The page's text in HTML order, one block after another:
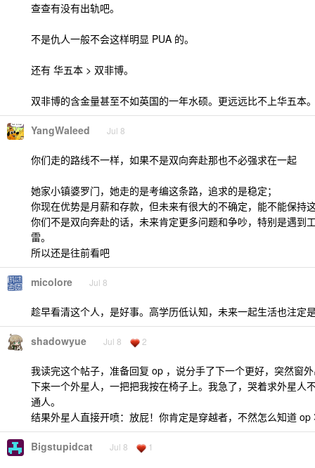
查查有没有出轨吧。
不是仇人一般不会这样明显 PUA 的。
还有 华五本 > 双非博。
双非博的含金量甚至不如英国的一年水硕。更远远比不上华五本
YangWaleed Jul 8
你们走的路线不一样，如果不是双向奔赴那也不必强求在一起
她家小镇婆罗门，她走的是考编这条路，追求的是稳定；
你现在优势是月薪和存款，但未来有很大的不确定，能不能保持
你们不是双向奔赴的话，未来肯定更多问题和争吵，特别是遇到
雷。
所以还是往前看吧
micolore Jul 8
趁早看清这个人，是好事。高学历低认知，未来一起生活也注定
shadowyue Jul 8 2
我读完这个帖子，准备回复 op ，说分手了下一个更好，突然窗
下来一个外星人，一把把我按在椅子上。我急了，哭着求外星人
通人。
结果外星人直接开喷：放屁！你肯定是穿越者，不然怎么知道
Bigstupidcat Jul 8 1